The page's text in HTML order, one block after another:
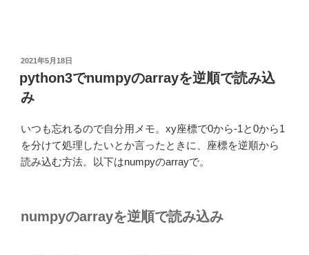
投
日:
2021年5月18日
python3でnumpyのarrayを逆順で読み込
み
いつも忘れるので自分用メモ。xy座標で0から-1と0から1
を分けて処理したいとか言ったときに、座標を逆順から
読み込む方法。以下はnumpyのarrayで。
numpyのarrayを逆順で読み込み